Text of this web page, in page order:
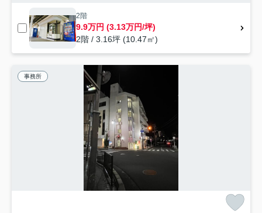
2階
9.9万円 (3.13万円/坪)
2階 / 3.16坪 (10.47㎡)
事務所